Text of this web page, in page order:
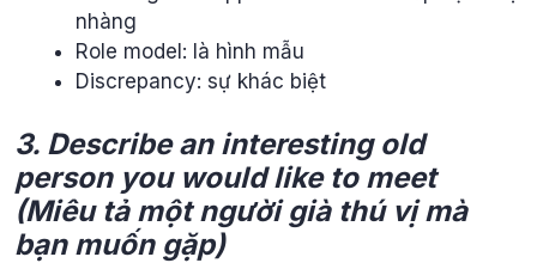
nhàng
Role model: là hình mẫu
Discrepancy: sự khác biệt
3. Describe an interesting old
person you would like to meet
(Miêu tả một người già thú vị mà
bạn muốn gặp)